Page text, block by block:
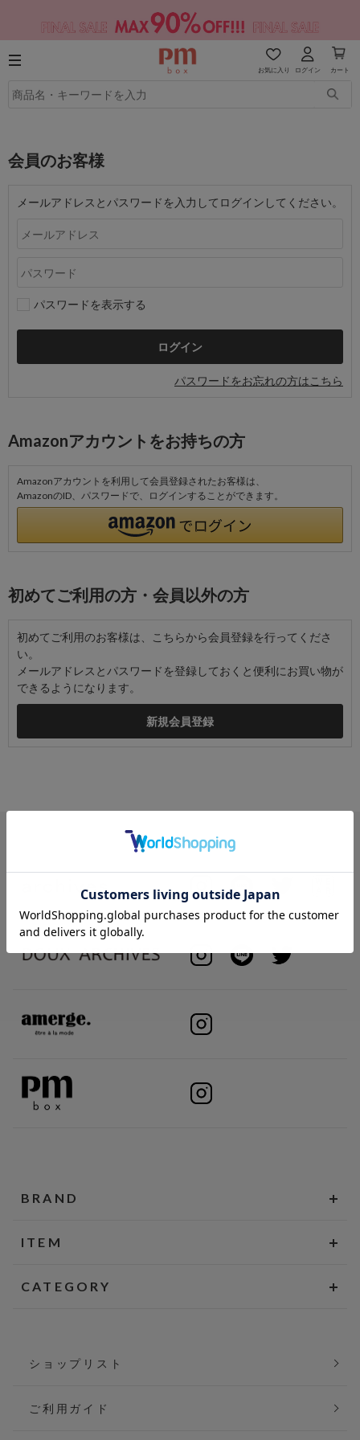
お気に入り ログイン カート
会員のお客様
メールアドレスとパスワードを入力してログインしてください。
パスワードを表示する
パスワードをお忘れの方はこちら
Amazonアカウントをお持ちの方
Amazonアカウントを利用して会員登録されたお客様は、
AmazonのID、パスワードで、ログインすることができます。
初めてご利用の方・会員以外の方
初めてご利用のお客様は、こちらから会員登録を行ってくださ
い。
メールアドレスとパスワードを登録しておくと便利にお買い物が
できるようになります。
BRAND
ITEM
CATEGORY
ショップリスト
ご利用ガイド